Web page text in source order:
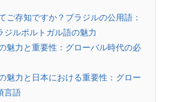
ご存知ですか？ブラジルの公用語：
ジルポルトガル語の魅力
魅力と重要性：グローバル時代の必
魅力と日本における重要性：グロー
言語